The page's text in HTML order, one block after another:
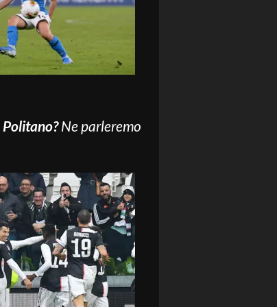
Politano?Ne parleremo